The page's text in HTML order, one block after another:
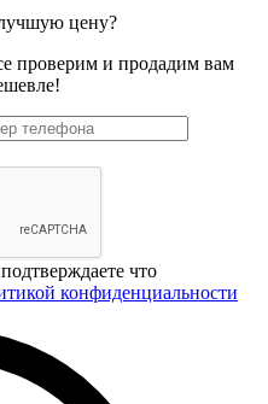
цену?
проверим и продадим вам
что
конфиденциальности